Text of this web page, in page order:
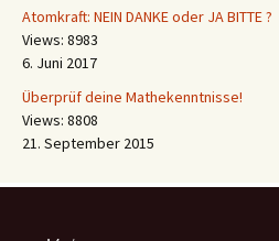
Atomkraft: NEIN DANKE oder JA BITTE ?
Views: 8983
6. Juni 2017
Überprüf deine Mathekenntnisse!
Views: 8808
21. September 2015